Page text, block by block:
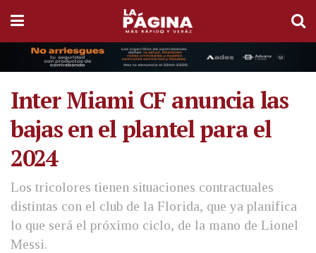
Inter Miami CF anuncia las
bajas en el plantel para el
2024
Los tricolores tienen situaciones contractuales
distintas con el club de la Florida, que ya planifica
lo que será el próximo ciclo, de la mano de Lionel
Messi.